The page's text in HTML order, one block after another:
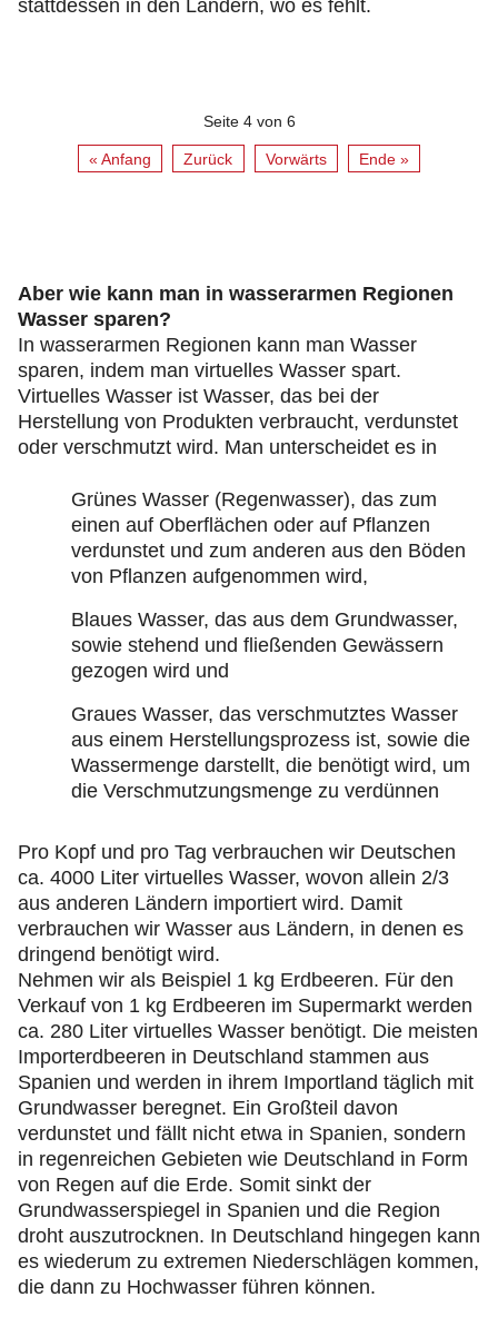
stattdessen in den Ländern, wo es fehlt.
Seite 4 von 6
« Anfang Zurück Vorwärts Ende »
Aber wie kann man in wasserarmen Regionen
Wasser sparen?
In wasserarmen Regionen kann man Wasser
sparen, indem man virtuelles Wasser spart.
Virtuelles Wasser ist Wasser, das bei der
Herstellung von Produkten verbraucht, verdunstet
oder verschmutzt wird. Man unterscheidet es in
Grünes Wasser (Regenwasser), das zum
einen auf Oberflächen oder auf Pflanzen
verdunstet und zum anderen aus den Böden
von Pflanzen aufgenommen wird,
Blaues Wasser, das aus dem Grundwasser,
sowie stehend und fließenden Gewässern
gezogen wird und
Graues Wasser, das verschmutztes Wasser
aus einem Herstellungsprozess ist, sowie die
Wassermenge darstellt, die benötigt wird, um
die Verschmutzungsmenge zu verdünnen
Pro Kopf und pro Tag verbrauchen wir Deutschen
ca. 4000 Liter virtuelles Wasser, wovon allein 2/3
aus anderen Ländern importiert wird. Damit
verbrauchen wir Wasser aus Ländern, in denen es
dringend benötigt wird.
Nehmen wir als Beispiel 1 kg Erdbeeren. Für den
Verkauf von 1 kg Erdbeeren im Supermarkt werden
ca. 280 Liter virtuelles Wasser benötigt. Die meisten
Importerdbeeren in Deutschland stammen aus
Spanien und werden in ihrem Importland täglich mit
Grundwasser beregnet. Ein Großteil davon
verdunstet und fällt nicht etwa in Spanien, sondern
in regenreichen Gebieten wie Deutschland in Form
von Regen auf die Erde. Somit sinkt der
Grundwasserspiegel in Spanien und die Region
droht auszutrocknen. In Deutschland hingegen kann
es wiederum zu extremen Niederschlägen kommen,
die dann zu Hochwasser führen können.